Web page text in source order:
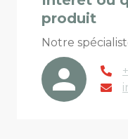
produit
Notre